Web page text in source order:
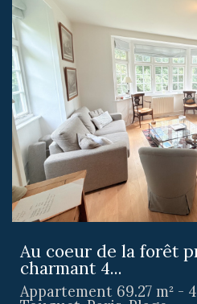
Au coeur de la forêt
charmant 4...
Appartement 69.27 m² -